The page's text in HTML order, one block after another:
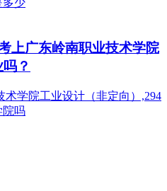
上广东岭南职业技术学院
？